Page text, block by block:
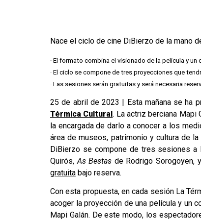
Nace el ciclo de cine DiBierzo de la mano
· El formato combina el visionado de la película y
· El ciclo se compone de tres proyecciones que
· Las sesiones serán gratuitas y será necesaria
25 de abril de 2023 | Esta mañana se ha
Térmica Cultural. La actriz berciana Mapi
la encargada de darlo a conocer a los
área de museos, patrimonio y cultura de
DiBierzo se compone de tres sesiones a
Quirós,As Bestas de Rodrigo Sorogoyen,
gratuita bajo reserva.
Con esta propuesta, en cada sesión La
acoger la proyección de una película y un
Mapi Galán. De este modo, los